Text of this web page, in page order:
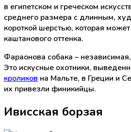
в египетском и греческом
среднего размера с длинным,
короткой шерстью, которая
каштанового оттенка.
Фараонова собака –
Это искусные охотники,
кроликов на Мальте, в Греции и
их привезли финикийцы.
Ивисская борзая